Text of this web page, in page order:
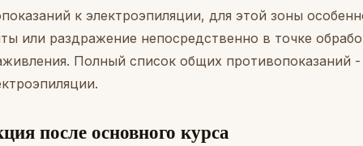
к электроэпиляции, для этой зоны
или раздражение непосредственно в точке
Полный список общих противопоказаний -
.
после основного курса